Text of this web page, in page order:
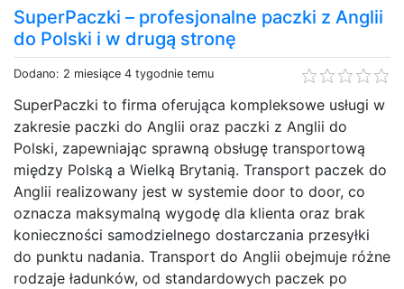
SuperPaczki – profesjonalne paczki z Anglii
do Polski i w drugą stronę
Dodano: 2 miesiące 4 tygodnie temu
SuperPaczki to firma oferująca kompleksowe usługi w
zakresie paczki do Anglii oraz paczki z Anglii do
Polski, zapewniając sprawną obsługę transportową
między Polską a Wielką Brytanią. Transport paczek do
Anglii realizowany jest w systemie door to door, co
oznacza maksymalną wygodę dla klienta oraz brak
konieczności samodzielnego dostarczania przesyłki
do punktu nadania. Transport do Anglii obejmuje różne
rodzaje ładunków, od standardowych paczek po